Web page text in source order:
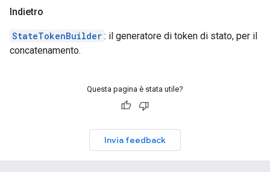
Indietro
StateTokenBuilder : il generatore di token di stato, per il
concatenamento.
Questa pagina è stata utile?
Invia feedback